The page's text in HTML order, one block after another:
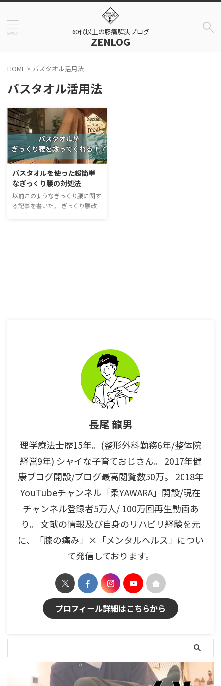
60代以上の膝痛解決ブログ
ZENLOG
HOME > バスタオル活用法
バスタオル活用法
バスタオルを使った超簡単
なぎっくり腰の対処法
以前このようなぎっくり腰に関す
る記事を書いた。 ぎっくり腰改
ください。 おさらい：ぎっくり
長尾 龍男
理学療法士歴15年。(整形外科勤務6年/整体院
経営9年) シャイな子育ておじさん。 2017年健
康ブログ開設/ブログ最高閲覧数50万。 2018年
YouTubeチャンネル「柔YAWARA」開設/現在
チャンネル登録者5万人/ 100万回再生動画あ
り。 文献の情報及び自身のリハビリ経験を元
に、「膝の痛み」×「メンタルヘルス」につい
て発信しております。
プロフィール詳細はこちらから